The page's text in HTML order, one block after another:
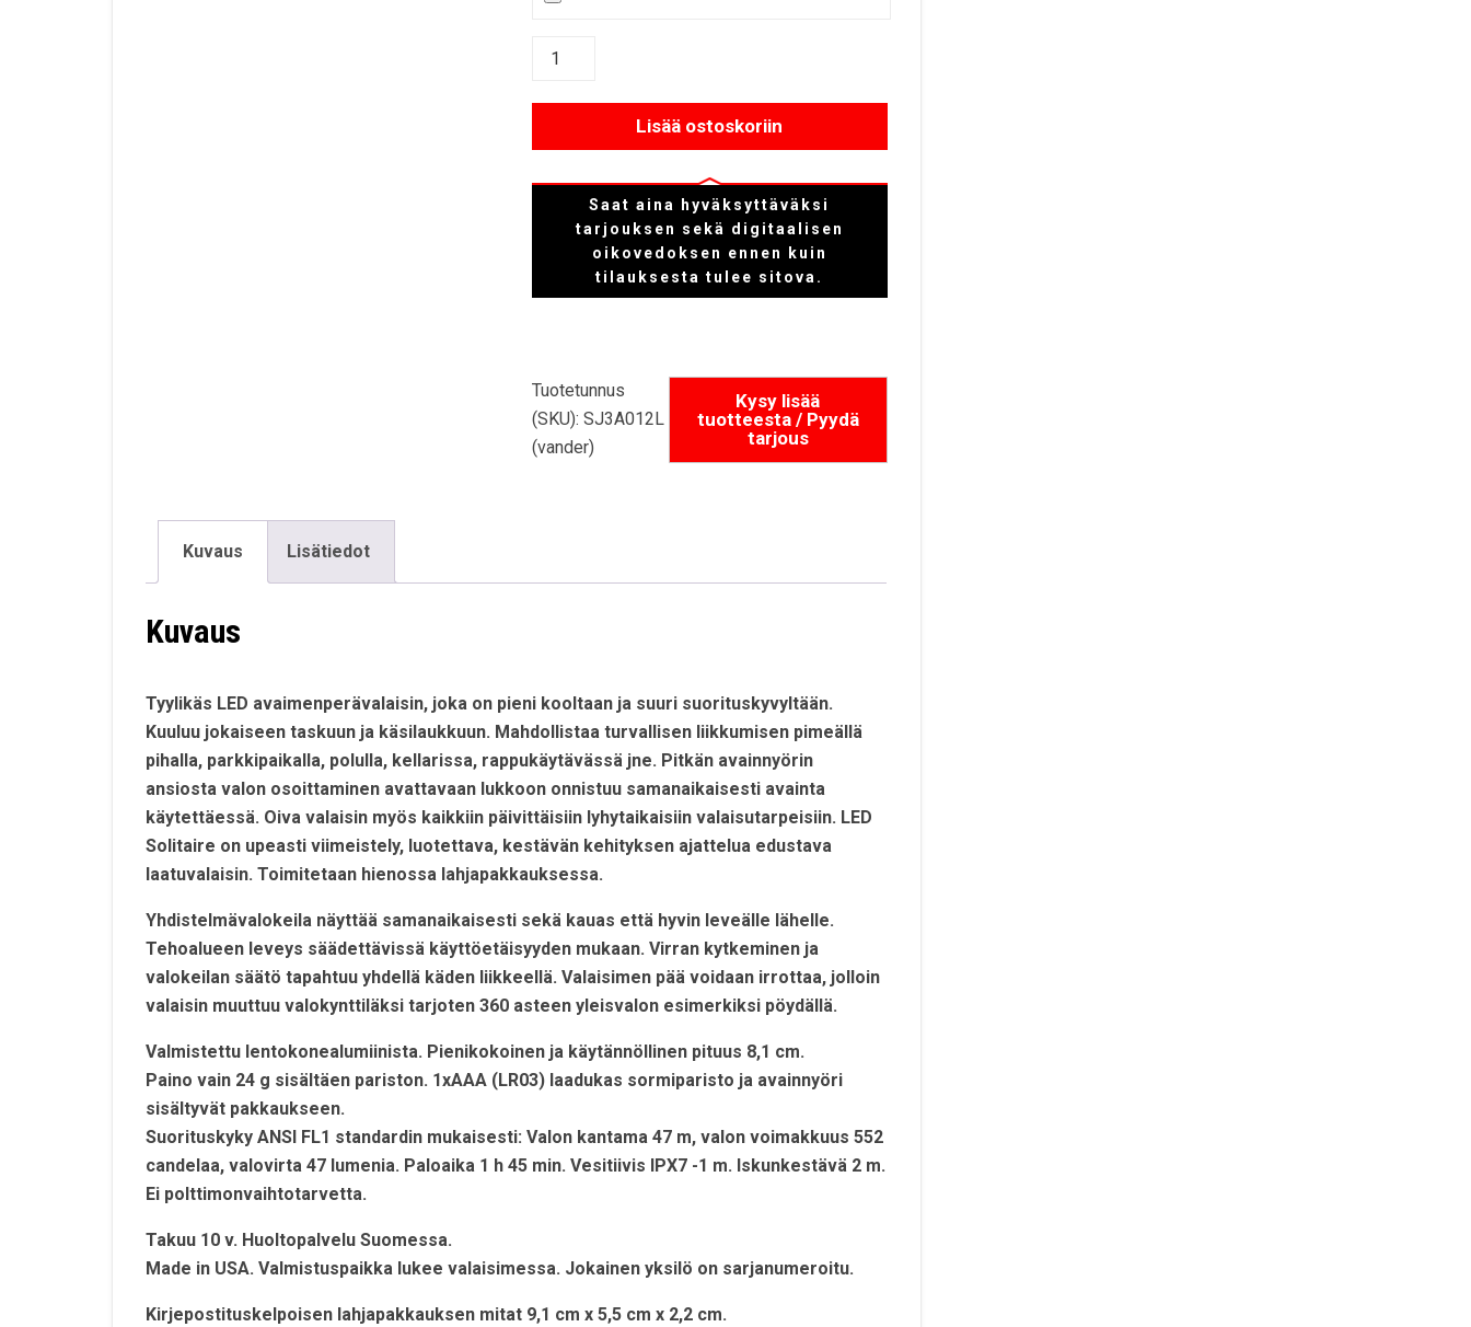
Lisää ostoskoriin
Saat aina hyväksyttäväksi
tarjouksen sekä digitaalisen
oikovedoksen ennen kuin
tilauksesta tulee sitova.
Tuotetunnus
(SKU): SJ3A012L
(vander)
Kuvaus Lisätiedot
Kuvaus
Tyylikäs LED avaimenperävalaisin, joka on pieni kooltaan ja suuri suorituskyvyltään.
Kuuluu jokaiseen taskuun ja käsilaukkuun. Mahdollistaa turvallisen liikkumisen pimeällä
pihalla, parkkipaikalla, polulla, kellarissa, rappukäytävässä jne. Pitkän avainnyörin
ansiosta valon osoittaminen avattavaan lukkoon onnistuu samanaikaisesti avainta
käytettäessä. Oiva valaisin myös kaikkiin päivittäisiin lyhytaikaisiin valaisutarpeisiin. LED
Solitaire on upeasti viimeistely, luotettava, kestävän kehityksen ajattelua edustava
laatuvalaisin. Toimitetaan hienossa lahjapakkauksessa.
Yhdistelmävalokeila näyttää samanaikaisesti sekä kauas että hyvin leveälle lähelle.
Tehoalueen leveys säädettävissä käyttöetäisyyden mukaan. Virran kytkeminen ja
valokeilan säätö tapahtuu yhdellä käden liikkeellä. Valaisimen pää voidaan irrottaa, jolloin
valaisin muuttuu valokynttiläksi tarjoten 360 asteen yleisvalon esimerkiksi pöydällä.
Valmistettu lentokonealumiinista. Pienikokoinen ja käytännöllinen pituus 8,1 cm.
Paino vain 24 g sisältäen pariston. 1xAAA (LR03) laadukas sormiparisto ja avainnyöri
sisältyvät pakkaukseen.
Suorituskyky ANSI FL1 standardin mukaisesti: Valon kantama 47 m, valon voimakkuus 552
candelaa, valovirta 47 lumenia. Paloaika 1 h 45 min. Vesitiivis IPX7 -1 m. Iskunkestävä 2 m.
Ei polttimonvaihtotarvetta.
Takuu 10 v. Huoltopalvelu Suomessa.
Made in USA. Valmistuspaikka lukee valaisimessa. Jokainen yksilö on sarjanumeroitu.
Kirjepostituskelpoisen lahjapakkauksen mitat 9,1 cm x 5,5 cm x 2,2 cm.